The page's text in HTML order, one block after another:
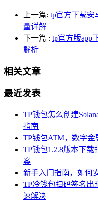
上一篇: tp官方下载安
量详解
下一篇 : tp官方版app
解析
相关文章
最近发表
TP钱包怎么创建
指南
TP钱包ATM，数字
TP钱包1.2.8版本下
案
新手入门指南，如何
TP冷钱包扫码签名出
速解决